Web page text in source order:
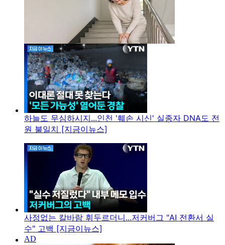
하늘도 무심하시지...인천 '훼손 시신' 실종자 DNA도 전
원 불일치 [지금이뉴스]
사정없는 칼바람 휘두르더니...저커버그 "AI 전환서 실
수" 고백 [지금이뉴스]